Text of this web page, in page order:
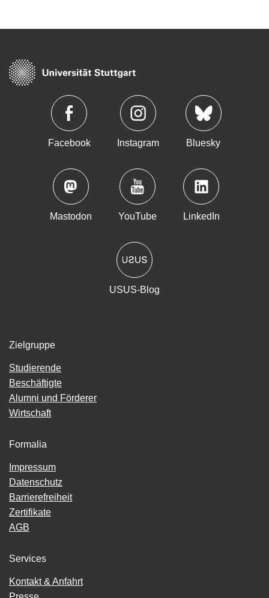
Facebook Instagram Bluesky
Mastodon YouTube LinkedIn
USUS-Blog
Zielgruppe
Studierende
Beschäftigte
Alumni und Förderer
Wirtschaft
Formalia
Impressum
Datenschutz
Barrierefreiheit
Zertifikate
AGB
Services
Kontakt & Anfahrt